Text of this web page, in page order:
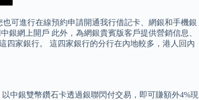
可進行在線預約申請開通我行借記卡、網銀和手機銀
銀網上開戶 此外，為網銀貴賓版客戶提供營銷信息、
四家銀行。 這四家銀行的分行在內地較多，港人回內
中銀雙幣鑽石卡透過銀聯閃付交易，即可賺額外4%現